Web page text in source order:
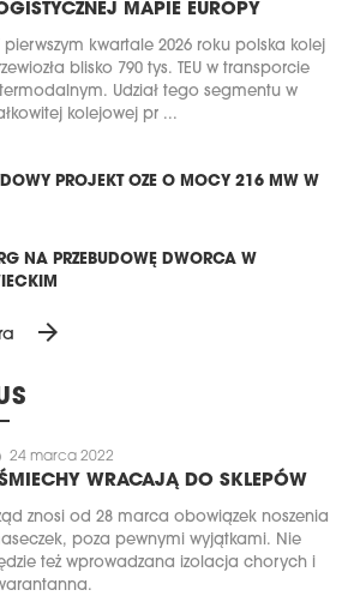
MAPIE EUROPY
pierwszym kwartale 2026 roku polska kolej
blisko 790 tys. TEU w transporcie
Udział tego segmentu w
kolejowej pr ...
PROJEKT OZE O MOCY 216 MW W
NA PRZEBUDOWĘ DWORCA W
arrow_forward
24 marca 2022
WRACAJĄ DO SKLEPÓW
znosi od 28 marca obowiązek noszenia
poza pewnymi wyjątkami. Nie
też wprowadzana izolacja chorych i